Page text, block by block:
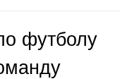
футболу